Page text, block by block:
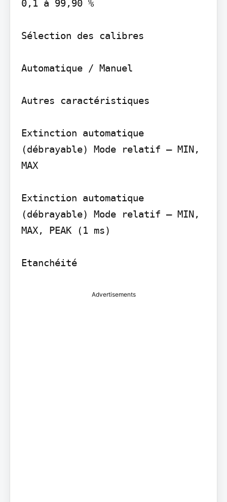
0,1 à 99,90 %
Sélection des calibres
Automatique / Manuel
Autres caractéristiques
Extinction automatique
(débrayable) Mode relatif – MIN,
MAX
Extinction automatique
(débrayable) Mode relatif – MIN,
MAX, PEAK (1 ms)
Etanchéité
Advertisements